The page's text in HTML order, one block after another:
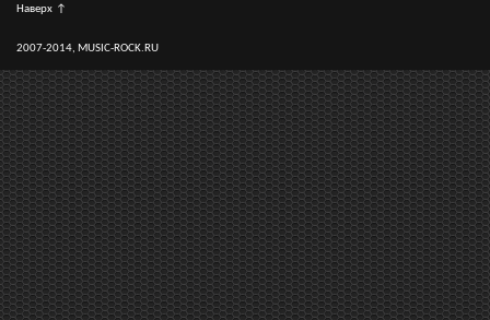
Наверх ↑
2007-2014, MUSIC-ROCK.RU